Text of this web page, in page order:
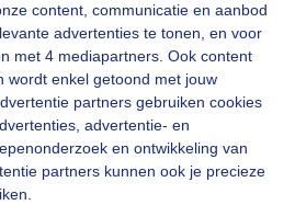
content, communicatie en aanbod
advertenties te tonen, en voor
met 4 mediapartners. Ook content
wordt enkel getoond met jouw
partners gebruiken cookies
advertentie- en
en ontwikkeling van
partners kunnen ook je precieze
geduld aub...